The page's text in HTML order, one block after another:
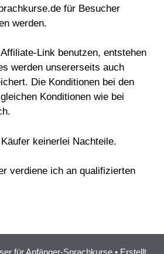
für Besucher
werden.
Link benutzen, entstehen
werden unsererseits auch
Die Konditionen bei den
Konditionen wie bei
keinerlei Nachteile.
verdiene ich an qualifizierten
für Anfänger-Sprachkurse • Erstellt